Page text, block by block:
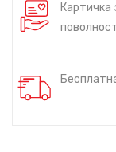
Картичка